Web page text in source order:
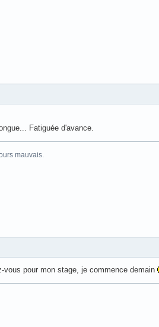
Fatiguée d'avance.
mauvais.
vous pour mon stage, je commence demain